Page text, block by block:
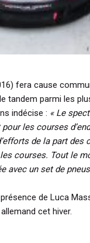
fera cause
tandem parmi les
indécise : « Le
les courses
de la part des
courses. Tout le
avec un set de
de Luca
cet hiver.